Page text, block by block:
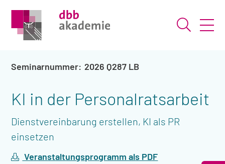
Suche
2026 Q287 LB
KI in der Personalratsarbeit
Dienstvereinbarung erstellen, KI als PR
einsetzen
Veranstaltungsprogramm als PDF